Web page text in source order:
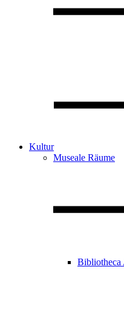
Kultur
Museale Räume
Bibliotheca